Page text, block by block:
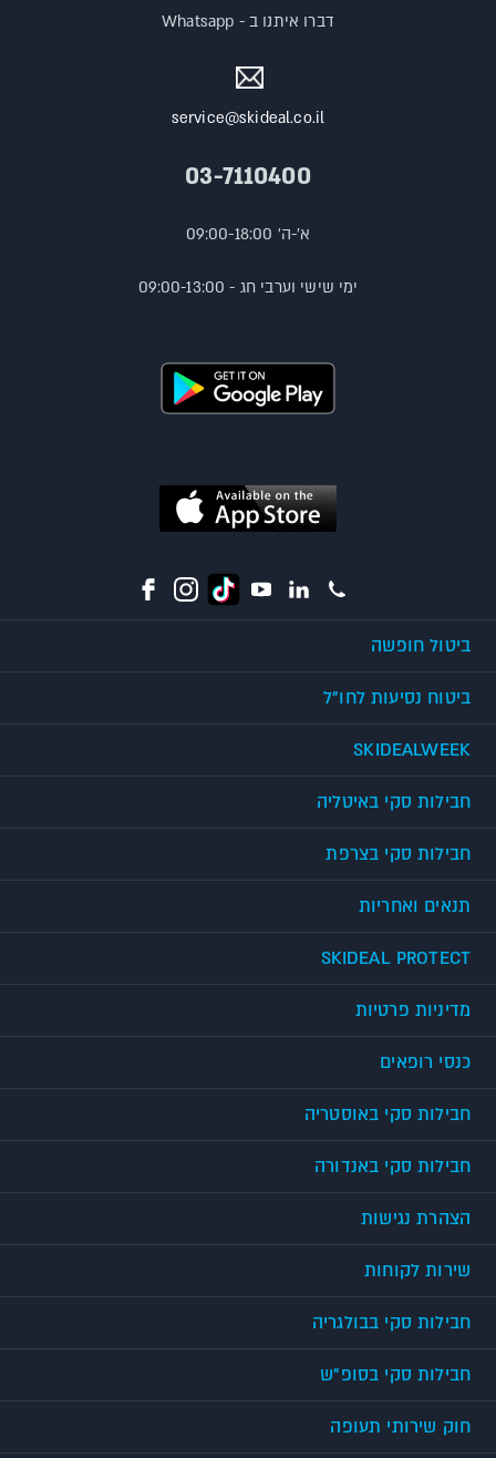
service@skideal.co.il
03-7110400
א'-ה' 09:00-18:00
ימי שישי וערבי חג - 09:00-13:00
דברו איתנו ב - Whatsapp
ביטול חופשה
ביטוח נסיעות לחו"ל
SKIDEALWEEK
חבילות סקי באיטליה
חבילות סקי בצרפת
תנאים ואחריות
SKIDEAL PROTECT
מדיניות פרטיות
כנסי רופאים
חבילות סקי באוסטריה
חבילות סקי באנדורה
הצהרת נגישות
שירות לקוחות
חבילות סקי בבולגריה
חבילות סקי בסופ"ש
חוק שירותי תעופה